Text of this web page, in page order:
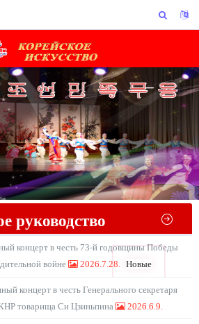
руководство
концерт в честь 73-й годовщины Победы
войне
2026.7.28. Новые
концерт в честь Генерального секретаря
товарища Си Цзиньпина
2026.6.9.